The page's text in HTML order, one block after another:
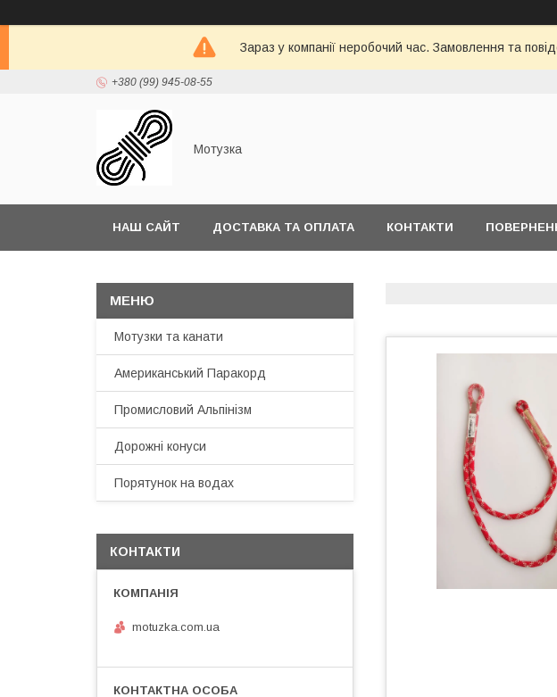
Зараз у компанії неробочий час. Замовлення та
+380 (99) 945-08-55
Мотузка
НАШ САЙТ ДОСТАВКА ТА ОПЛАТА КОНТАКТИ
Мотузки та канати
Американський Паракорд
Промисловий Альпінізм
Дорожні конуси
Порятунок на водах
КОНТАКТИ
motuzka.com.ua